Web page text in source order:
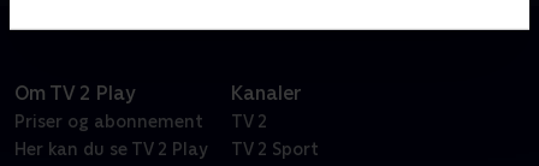
Om TV 2 Play
Priser og abonnement
Her kan du se TV 2 Play
Kanaler
TV 2
TV 2 Sport